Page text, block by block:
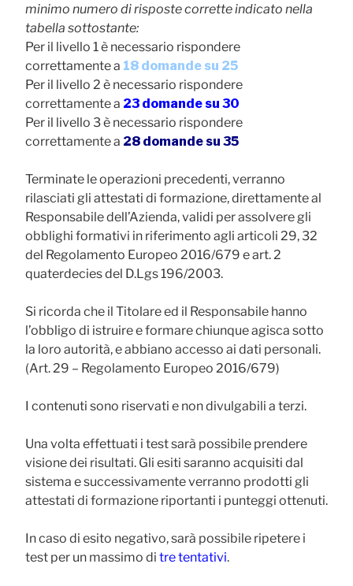
minimo numero di risposte corrette indicato nella
tabella sottostante:
Per il livello 1 è necessario rispondere
correttamente a 18 domande su 25
Per il livello 2 è necessario rispondere
correttamente a 23 domande su 30
Per il livello 3 è necessario rispondere
correttamente a 28 domande su 35
Terminate le operazioni precedenti, verranno
rilasciati gli attestati di formazione,direttamente al
Responsabile dell’Azienda, validi per assolvere gli
obblighi formativi in riferimento agli articoli 29, 32
del Regolamento Europeo 2016/679 e art. 2
quaterdecies del D.Lgs 196/2003.
Si ricorda che il Titolare ed il Responsabile hanno
l’obbligo di istruire e formare chiunque agisca sotto
la loro autorità, e abbiano accesso ai dati personali.
(Art. 29 – Regolamento Europeo 2016/679)
I contenuti sono riservati e non divulgabili a terzi.
Una volta effettuati i test sarà possibile prendere
visione dei risultati. Gli esiti saranno acquisiti dal
sistema e successivamente verranno prodotti gli
attestati di formazione riportanti i punteggi ottenuti.
In caso di esito negativo, sarà possibile ripetere i
test per un massimo di tre tentativi.